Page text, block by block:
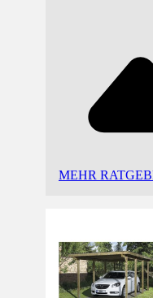
MEHR